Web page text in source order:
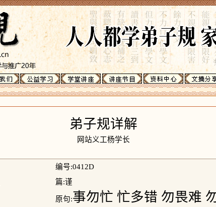
弟子规详解
网站义工杨学长
编号:0412D
篇:谨
原句:事勿忙 忙多错 勿畏难